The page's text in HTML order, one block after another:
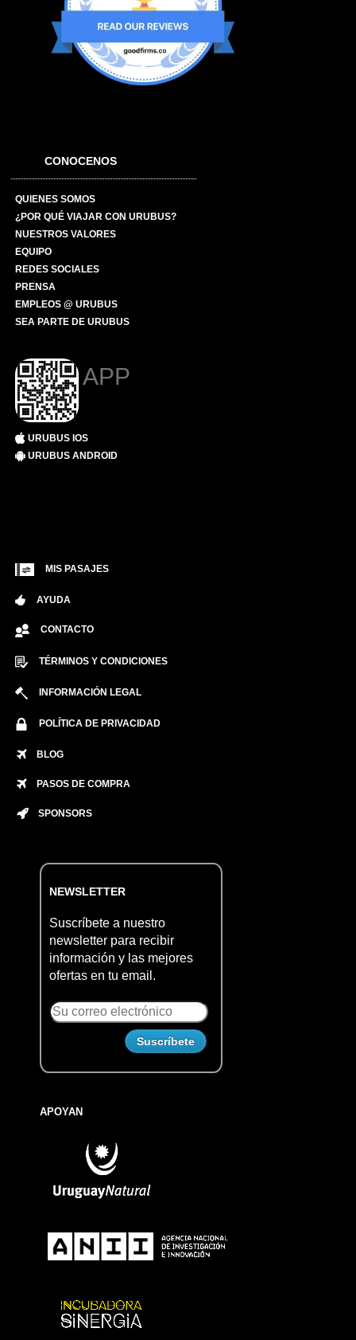
CONOCENOS
QUIENES SOMOS
¿POR QUÉ VIAJAR CON URUBUS?
NUESTROS VALORES
EQUIPO
REDES SOCIALES
PRENSA
EMPLEOS @ URUBUS
SEA PARTE DE URUBUS
APP
URUBUS IOS
URUBUS ANDROID
MIS PASAJES
AYUDA
CONTACTO
TÉRMINOS Y CONDICIONES
INFORMACIÓN LEGAL
POLÍTICA DE PRIVACIDAD
BLOG
PASOS DE COMPRA
SPONSORS
NEWSLETTER
Suscríbete a nuestro
newsletter para recibir
información y las mejores
ofertas en tu email.
APOYAN